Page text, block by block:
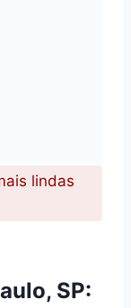
lindas
SP: